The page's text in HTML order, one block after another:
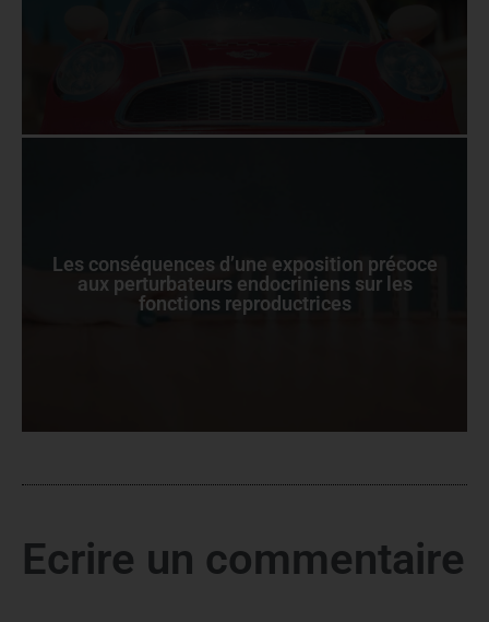
Les conséquences d’une exposition précoce
aux perturbateurs endocriniens sur les
fonctions reproductrices
Ecrire un commentaire